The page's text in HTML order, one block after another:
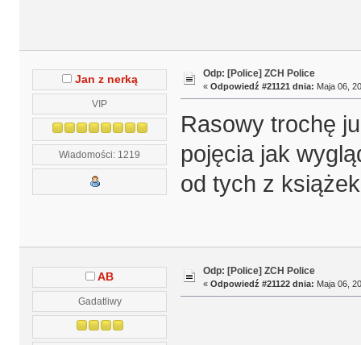
Jan z nerką
VIP
Wiadomości: 1219
Odp: [Police] ZCH Police
« Odpowiedź #21121 dnia: Maja 06,
Rasowy trochę
pojęcia jak
od tych z
AB
Gadatliwy
Odp: [Police] ZCH Police
« Odpowiedź #21122 dnia: Maja 06,